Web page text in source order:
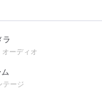
ラ
オーディオ
テージ